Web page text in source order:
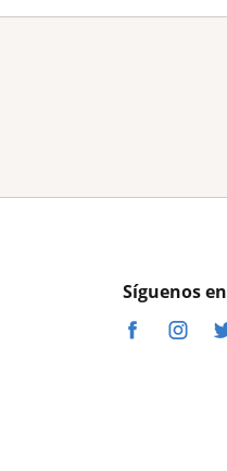
Síguenos en